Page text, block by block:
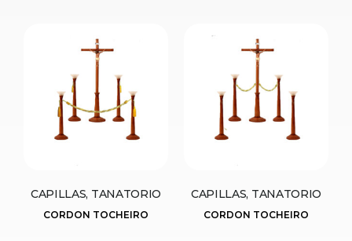
CAPILLAS, TANATORIO
CORDON TOCHEIRO
CAPILLAS, TANATORIO
CORDON TOCHEIRO